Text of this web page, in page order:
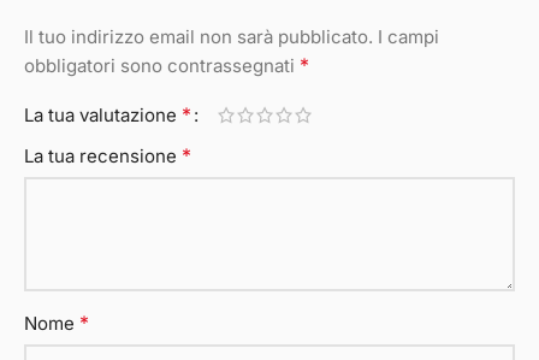
Il tuo indirizzo email non sarà pubblicato. I campi
obbligatori sono contrassegnati *
La tua valutazione *
La tua recensione *
Nome *